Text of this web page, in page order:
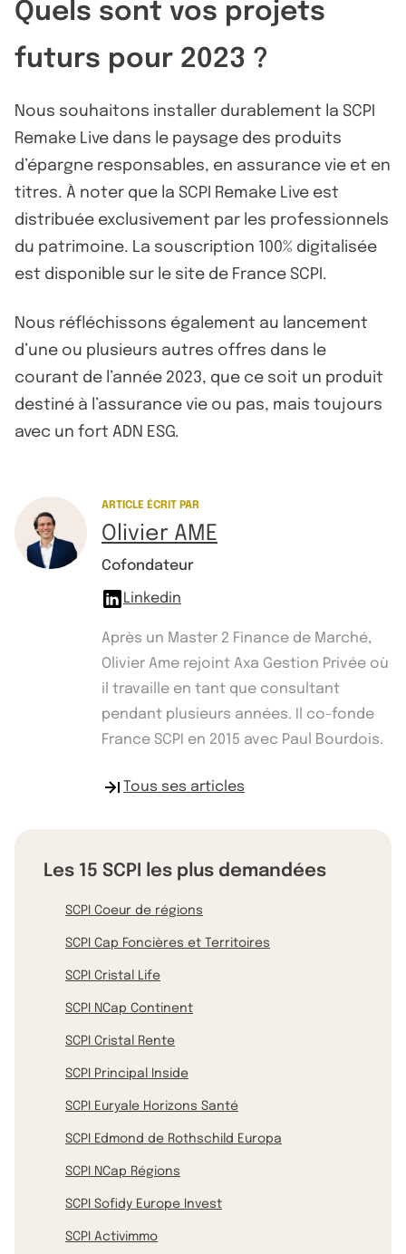
Quels sont vos projets
futurs pour 2023 ?
Nous souhaitons installer durablement la SCPI
Remake Live dans le paysage des produits
d’épargne responsables, en assurance vie et en
titres. À noter que la SCPI Remake Live est
distribuée exclusivement par les professionnels
du patrimoine. La souscription 100% digitalisée
est disponible sur le site de France SCPI.
Nous réfléchissons également au lancement
d’une ou plusieurs autres offres dans le
courant de l’année 2023, que ce soit un produit
destiné à l’assurance vie ou pas, mais toujours
avec un fort ADN ESG.
ARTICLE ÉCRIT PAR
Olivier AME
Cofondateur
Linkedin
Après un Master 2 Finance de Marché,
Olivier Ame rejoint Axa Gestion Privée où
il travaille en tant que consultant
pendant plusieurs années. Il co-fonde
France SCPI en 2015 avec Paul Bourdois.
Tous ses articles
Les 15 SCPI les plus demandées
SCPI Coeur de régions
SCPI Cap Foncières et Territoires
SCPI Cristal Life
SCPI NCap Continent
SCPI Cristal Rente
SCPI Principal Inside
SCPI Euryale Horizons Santé
SCPI Edmond de Rothschild Europa
SCPI NCap Régions
SCPI Sofidy Europe Invest
SCPI Activimmo